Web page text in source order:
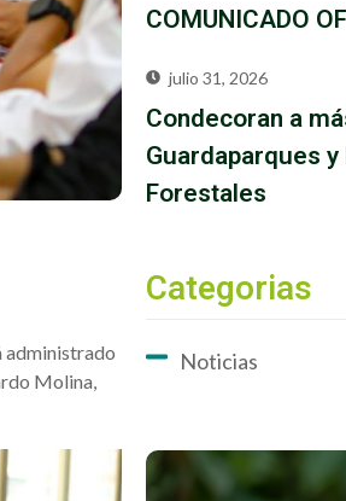
administrado
Molina,
COMUNICADO
julio 31, 2026
Condecoran a
Guardaparques
Forestales
Categorias
Noticias